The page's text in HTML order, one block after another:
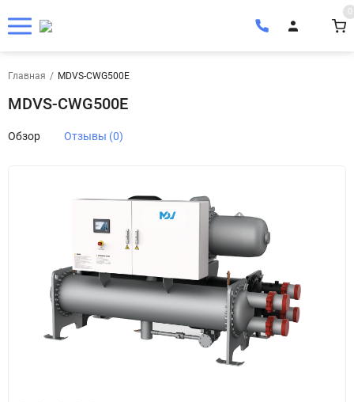
0
Главная / MDVS-CWG500E
MDVS-CWG500E
Обзор Отзывы (0)